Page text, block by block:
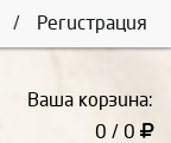
/ Регистрация
Ваша корзина:
0 / 0